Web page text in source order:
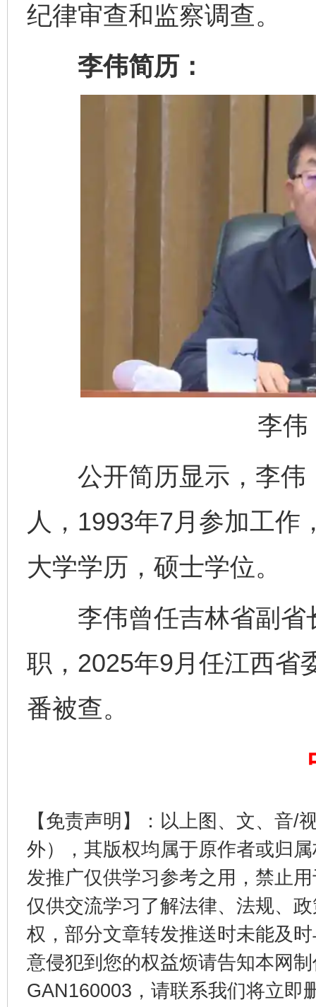
纪律审查和监察调查。
李伟简历：
李伟
公开简历显示，李伟
人，1993年7月参加工作
大学学历，硕士学位。
李伟曾任吉林省副省
职，2025年9月任江西省
番被查。
【免责声明】：以上图、文、音/
外），其版权均属于原作者或归
发推广仅供学习参考之用，禁止
仅供交流学习了解法律、法规、
权，部分文章转发推送时未能及
意侵犯到您的权益烦请告知本网
GAN160003，请联系我们将立即
东山县通报“牛蛙产品抗生素超标问题” 法